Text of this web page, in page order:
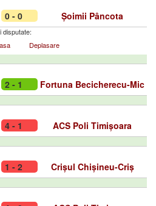
0 - 0 Șoimii Pâncota
disputate:
Deplasare
2 - 1 Fortuna Becicherecu-Mic
4 - 1 ACS Poli Timișoara
1 - 2 Crișul Chișineu-Criș